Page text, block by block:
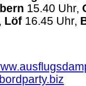
15.40 Uhr,
Löf 16.45 Uhr,